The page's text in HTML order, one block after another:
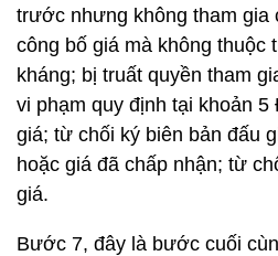
trước nhưng không tham gia
công bố giá mà không thuộc
kháng; bị truất quyền tham
vi phạm quy định tại khoản
giá; từ chối ký biên bản đấu
hoặc giá đã chấp nhận; từ
giá.
Bước 7, đây là bước cuối